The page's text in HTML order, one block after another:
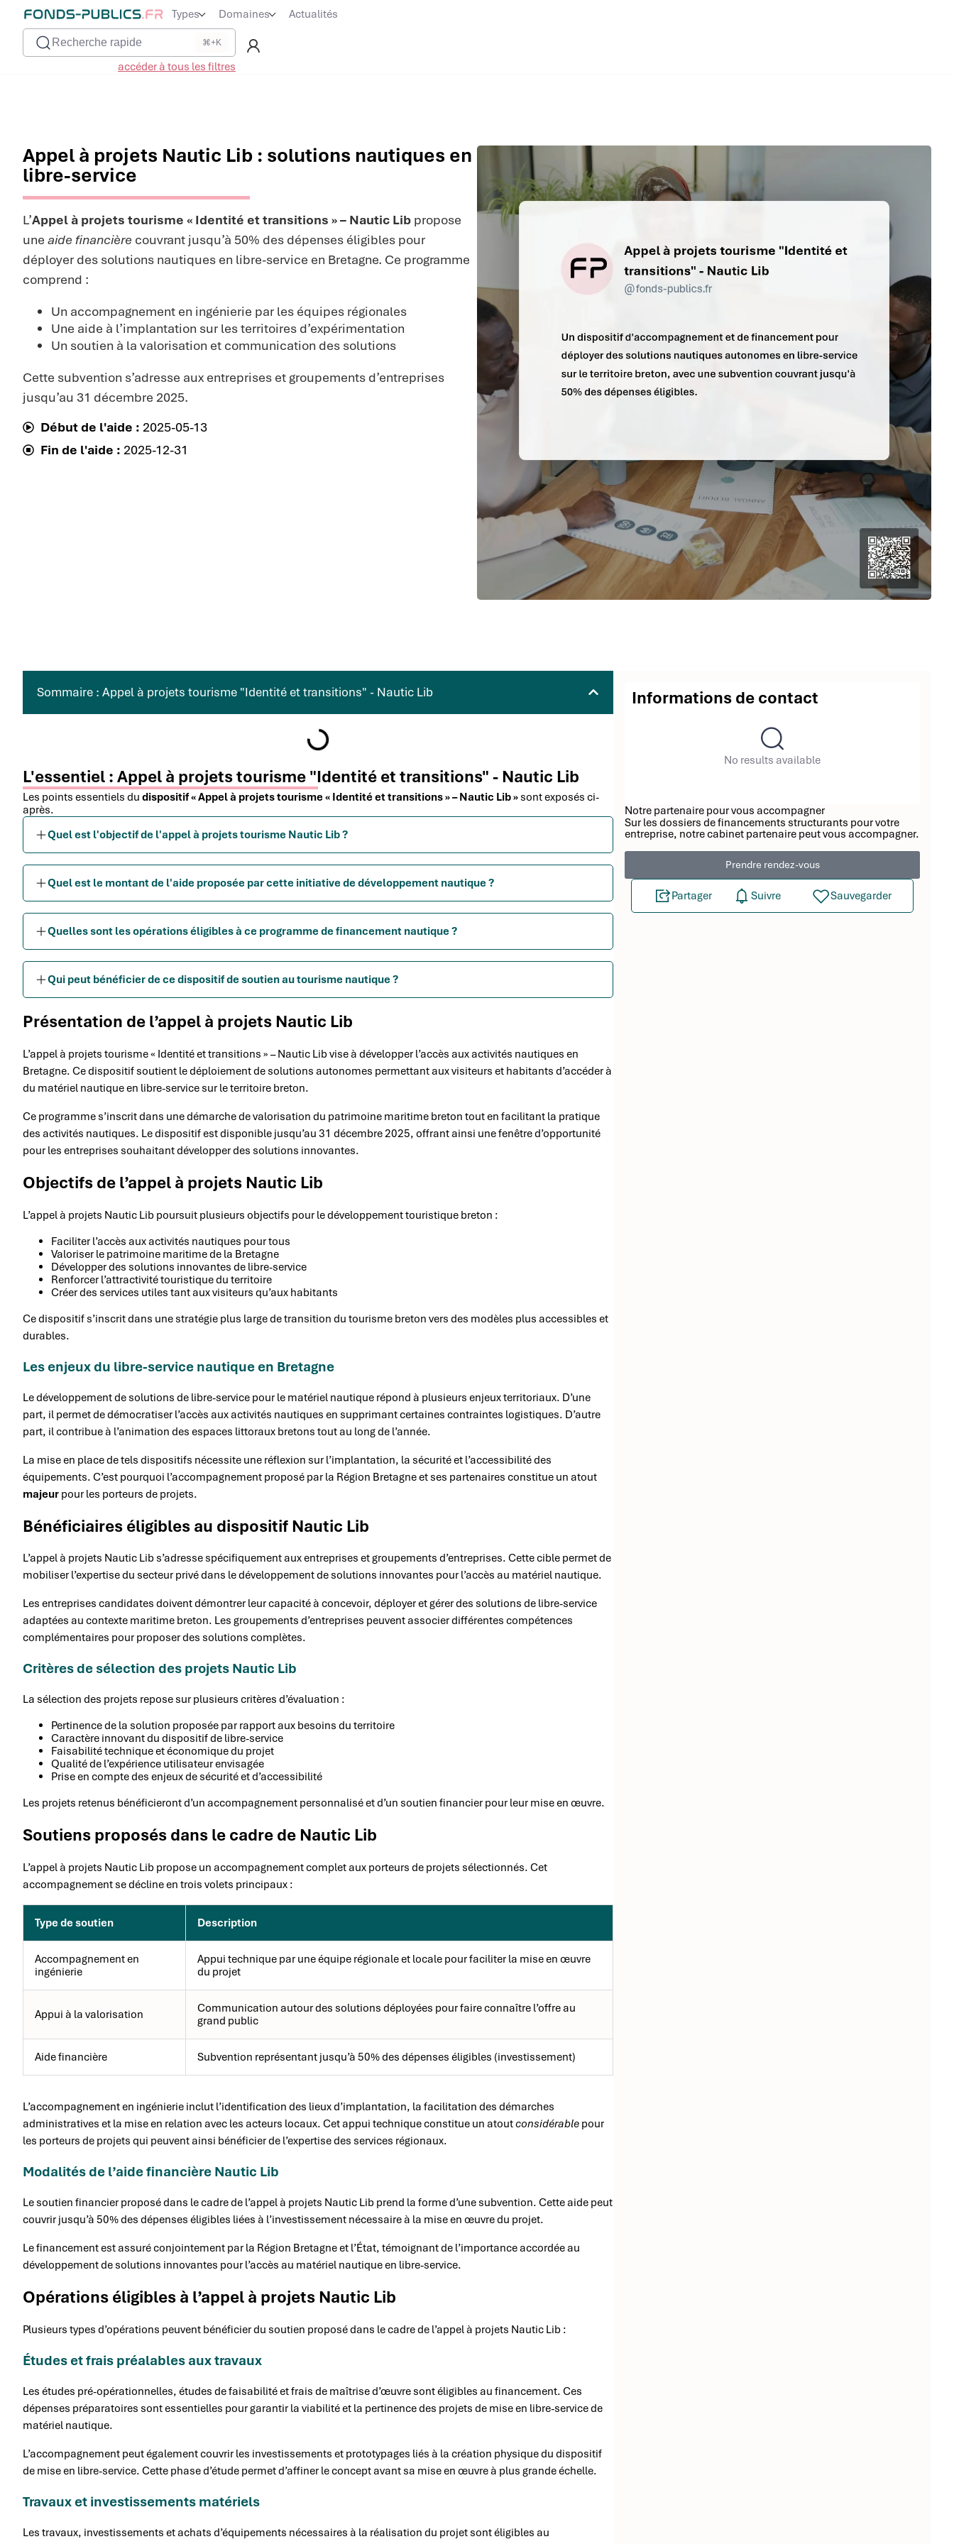
Types Domaines Actualités
Recherche rapide ⌘+K
accéder à tous les filtres
Appel à projets Nautic Lib : solutions nautiques en
libre-service
L’Appel à projets tourisme « Identité et transitions » – Nautic Lib propose
une aide financière couvrant jusqu’à 50% des dépenses éligibles pour
déployer des solutions nautiques en libre-service en Bretagne. Ce programme
comprend :
Un accompagnement en ingénierie par les équipes régionales
Une aide à l’implantation sur les territoires d’expérimentation
Un soutien à la valorisation et communication des solutions
Cette subvention s’adresse aux entreprises et groupements d’entreprises
jusqu’au 31 décembre 2025.
Début de l'aide : 2025-05-13
Fin de l'aide : 2025-12-31
Sommaire : Appel à projets tourisme "Identité et transitions" - Nautic Lib
L'essentiel : Appel à projets tourisme "Identité et transitions" - Nautic Lib
Les points essentiels du dispositif « Appel à projets tourisme « Identité et transitions » – Nautic Lib » sont exposés ci-
après.
Quel est l'objectif de l'appel à projets tourisme Nautic Lib ?
Quel est le montant de l'aide proposée par cette initiative de développement nautique ?
Quelles sont les opérations éligibles à ce programme de financement nautique ?
Qui peut bénéficier de ce dispositif de soutien au tourisme nautique ?
Présentation de l’appel à projets Nautic Lib
L’appel à projets tourisme « Identité et transitions » – Nautic Lib vise à développer l’accès aux activités nautiques en
Bretagne. Ce dispositif soutient le déploiement de solutions autonomes permettant aux visiteurs et habitants d’accéder à
du matériel nautique en libre-service sur le territoire breton.
Ce programme s’inscrit dans une démarche de valorisation du patrimoine maritime breton tout en facilitant la pratique
des activités nautiques. Le dispositif est disponible jusqu’au 31 décembre 2025, offrant ainsi une fenêtre d’opportunité
pour les entreprises souhaitant développer des solutions innovantes.
Objectifs de l’appel à projets Nautic Lib
L’appel à projets Nautic Lib poursuit plusieurs objectifs pour le développement touristique breton :
Faciliter l’accès aux activités nautiques pour tous
Valoriser le patrimoine maritime de la Bretagne
Développer des solutions innovantes de libre-service
Renforcer l’attractivité touristique du territoire
Créer des services utiles tant aux visiteurs qu’aux habitants
Ce dispositif s’inscrit dans une stratégie plus large de transition du tourisme breton vers des modèles plus accessibles et
durables.
Les enjeux du libre-service nautique en Bretagne
Le développement de solutions de libre-service pour le matériel nautique répond à plusieurs enjeux territoriaux. D’une
part, il permet de démocratiser l’accès aux activités nautiques en supprimant certaines contraintes logistiques. D’autre
part, il contribue à l’animation des espaces littoraux bretons tout au long de l’année.
La mise en place de tels dispositifs nécessite une réflexion sur l’implantation, la sécurité et l’accessibilité des
équipements. C’est pourquoi l’accompagnement proposé par la Région Bretagne et ses partenaires constitue un atout
majeur pour les porteurs de projets.
Bénéficiaires éligibles au dispositif Nautic Lib
L’appel à projets Nautic Lib s’adresse spécifiquement aux entreprises et groupements d’entreprises. Cette cible permet de
mobiliser l’expertise du secteur privé dans le développement de solutions innovantes pour l’accès au matériel nautique.
Les entreprises candidates doivent démontrer leur capacité à concevoir, déployer et gérer des solutions de libre-service
adaptées au contexte maritime breton. Les groupements d’entreprises peuvent associer différentes compétences
complémentaires pour proposer des solutions complètes.
Critères de sélection des projets Nautic Lib
La sélection des projets repose sur plusieurs critères d’évaluation :
Pertinence de la solution proposée par rapport aux besoins du territoire
Caractère innovant du dispositif de libre-service
Faisabilité technique et économique du projet
Qualité de l’expérience utilisateur envisagée
Prise en compte des enjeux de sécurité et d’accessibilité
Les projets retenus bénéficieront d’un accompagnement personnalisé et d’un soutien financier pour leur mise en œuvre.
Soutiens proposés dans le cadre de Nautic Lib
L’appel à projets Nautic Lib propose un accompagnement complet aux porteurs de projets sélectionnés. Cet
accompagnement se décline en trois volets principaux :
Type de soutien Description
Accompagnement en
ingénierie
Appui technique par une équipe régionale et locale pour faciliter la mise en œuvre
du projet
Appui à la valorisation
Communication autour des solutions déployées pour faire connaître l’offre au
grand public
Aide financière Subvention représentant jusqu’à 50% des dépenses éligibles (investissement)
L’accompagnement en ingénierie inclut l’identification des lieux d’implantation, la facilitation des démarches
administratives et la mise en relation avec les acteurs locaux. Cet appui technique constitue un atoutconsidérable pour
les porteurs de projets qui peuvent ainsi bénéficier de l’expertise des services régionaux.
Modalités de l’aide financière Nautic Lib
Le soutien financier proposé dans le cadre de l’appel à projets Nautic Lib prend la forme d’une subvention. Cette aide peut
couvrir jusqu’à 50% des dépenses éligibles liées à l’investissement nécessaire à la mise en œuvre du projet.
Le financement est assuré conjointement par la Région Bretagne et l’État, témoignant de l’importance accordée au
développement de solutions innovantes pour l’accès au matériel nautique en libre-service.
Opérations éligibles à l’appel à projets Nautic Lib
Plusieurs types d’opérations peuvent bénéficier du soutien proposé dans le cadre de l’appel à projets Nautic Lib :
Études et frais préalables aux travaux
Les études pré-opérationnelles, études de faisabilité et frais de maîtrise d’œuvre sont éligibles au financement. Ces
dépenses préparatoires sont essentielles pour garantir la viabilité et la pertinence des projets de mise en libre-service de
matériel nautique.
L’accompagnement peut également couvrir les investissements et prototypages liés à la création physique du dispositif
de mise en libre-service. Cette phase d’étude permet d’affiner le concept avant sa mise en œuvre à plus grande échelle.
Travaux et investissements matériels
Les travaux, investissements et achats d’équipements nécessaires à la réalisation du projet sont éligibles au
Informations de contact
No results available
Notre partenaire pour vous accompagner
Sur les dossiers de financements structurants pour votre
entreprise, notre cabinet partenaire peut vous accompagner.
Prendre rendez-vous
Partager Suivre Sauvegarder